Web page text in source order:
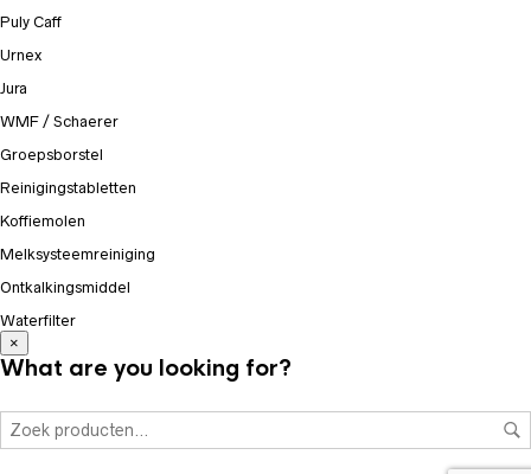
Puly Caff
Urnex
Jura
WMF / Schaerer
Groepsborstel
Reinigingstabletten
Koffiemolen
Melksysteemreiniging
Ontkalkingsmiddel
Waterfilter
×
What are you looking for?